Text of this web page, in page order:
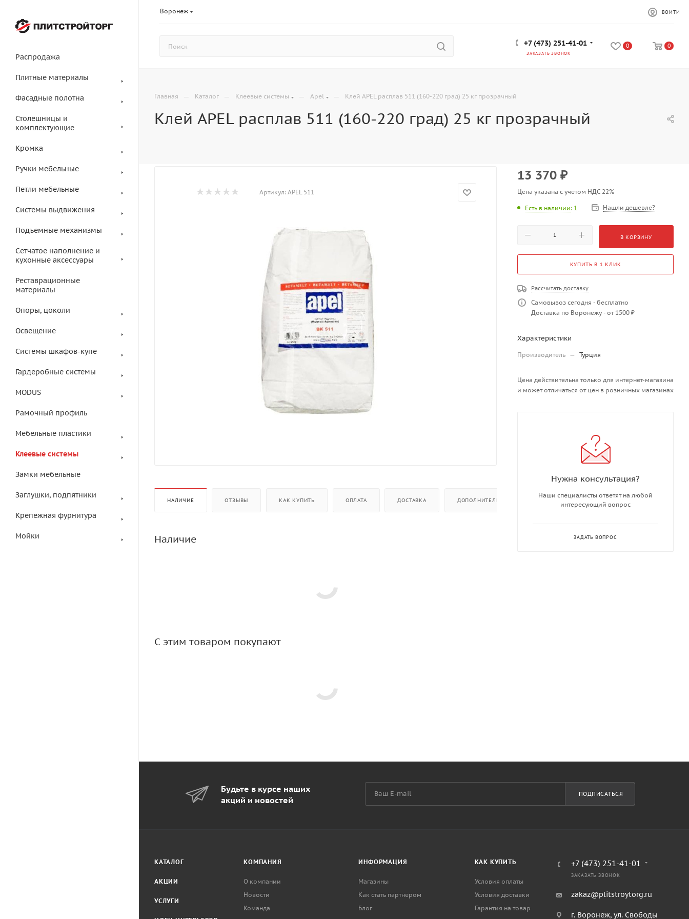
Воронеж ВОЙТИ
+7 (473) 251-41-01
ЗАКАЗАТЬ ЗВОНОК
0 0
Распродажа
Плитные материалы
Фасадные полотна
Столешницы и
комплектующие
Кромка
Ручки мебельные
Петли мебельные
Системы выдвижения
Подъемные механизмы
Сетчатое наполнение и
кухонные аксессуары
Реставрационные
материалы
Опоры, цоколи
Освещение
Системы шкафов-купе
Гардеробные системы
MODUS
Рамочный профиль
Мебельные пластики
Клеевые системы
Замки мебельные
Заглушки, подпятники
Крепежная фурнитура
Мойки
Главная — Каталог — Клеевые системы — Apel — Клей APEL расплав 511 (160-220 град) 25 кг прозрачный
Клей APEL расплав 511 (160-220 град) 25 кг прозрачный
Артикул: APEL 511
НАЛИЧИЕ ОТЗЫВЫ КАК КУПИТЬ ОПЛАТА ДОСТАВКА ДОПОЛНИТЕЛЬНО
Наличие
С этим товаром покупают
13 370 ₽
Цена указана с учетом НДС 22%
Есть в наличии: 1 Нашли дешевле?
В КОРЗИНУ
КУПИТЬ В 1 КЛИК
Рассчитать доставку
Самовывоз сегодня - бесплатно
Доставка по Воронежу - от 1500 ₽
Характеристики
Производитель — Турция
Цена действительна только для интернет-магазина
и может отличаться от цен в розничных магазинах
Нужна консультация?
Наши специалисты ответят на любой
интересующий вопрос
ЗАДАТЬ ВОПРОС
Будьте в курсе наших
акций и новостей
ПОДПИСАТЬСЯ
КАТАЛОГ
АКЦИИ
УСЛУГИ
КОМПАНИЯ
О компании
Новости
Команда
ИНФОРМАЦИЯ
Магазины
Как стать партнером
Блог
КАК КУПИТЬ
Условия оплаты
Условия доставки
Гарантия на товар
+7 (473) 251-41-01
ЗАКАЗАТЬ ЗВОНОК
zakaz@plitstroytorg.ru
г. Воронеж, ул. Свободы